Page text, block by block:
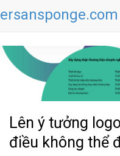
ersansponge.com
Lên ý tưởng
điều không thể